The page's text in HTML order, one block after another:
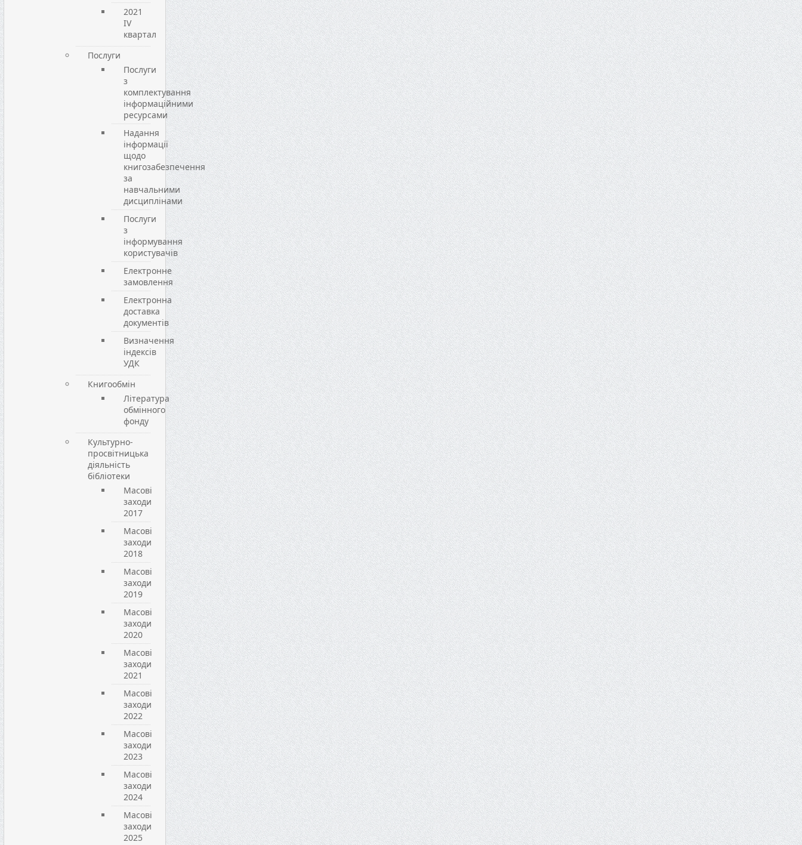
2021
IV
квартал
Послуги
Послуги
з
комплектування
інформаційними
ресурсами
Надання
інформації
щодо
книгозабезпечення
за
навчальними
дисциплінами
Послуги
з
інформування
користувачів
Електронне
замовлення
Електронна
доставка
документів
Визначення
індексів
УДК
Книгообмін
Література
обмінного
фонду
Культурно-
просвітницька
діяльність
бібліотеки
Масові
заходи
2017
Масові
заходи
2018
Масові
заходи
2019
Масові
заходи
2020
Масові
заходи
2021
Масові
заходи
2022
Масові
заходи
2023
Масові
заходи
2024
Масові
заходи
2025